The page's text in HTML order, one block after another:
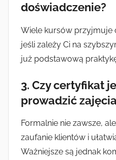
doświadczenie?
Wiele kursów przyjmuje
jeśli zależy Ci na
już podstawową
3. Czy certyfikat
prowadzić
Formalnie nie zawsze,
zaufanie klientów i
Ważniejsze są jednak